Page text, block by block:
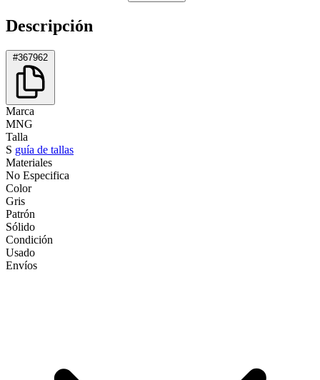
Descripción
#367962
Marca
MNG
Talla
S guía de tallas
Materiales
No Especifica
Color
Gris
Patrón
Sólido
Condición
Usado
Envíos